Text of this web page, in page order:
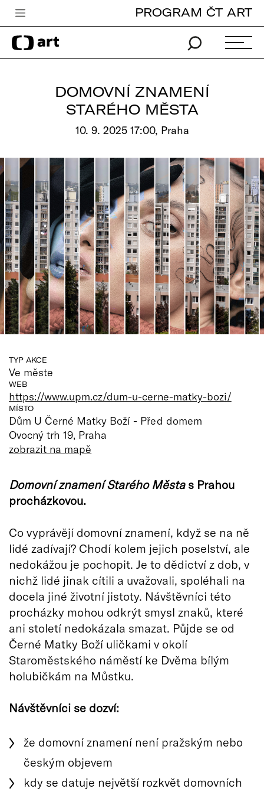
Česká televize
Zpravodajství
Vše o ČT
PROGRAM ČT ART
DOMOVNÍ ZNAMENÍ
STARÉHO MĚSTA
10. 9. 2025 17:00, Praha
TYP AKCE
Ve měste
WEB
https://www.upm.cz/dum-u-cerne-matky-bozi/
MÍSTO
Dům U Černé Matky Boží - Před domem
Ovocný trh 19, Praha
zobrazit na mapě
Domovní znamení Starého Městas Prahou
procházkovou.
Co vyprávějí domovní znamení, když se na ně
lidé zadívají? Chodí kolem jejich poselství, ale
nedokážou je pochopit. Je to dědictví z dob, v
nichž lidé jinak cítili a uvažovali, spoléhali na
docela jiné životní jistoty. Návštěvníci této
procházky mohou odkrýt smysl znaků, které
ani století nedokázala smazat. Půjde se od
Černé Matky Boží uličkami v okolí
Staroměstského náměstí ke Dvěma bílým
holubičkám na Můstku.
Návštěvníci se dozví:
že domovní znamení není pražským nebo
českým objevem
kdy se datuje největší rozkvět domovních